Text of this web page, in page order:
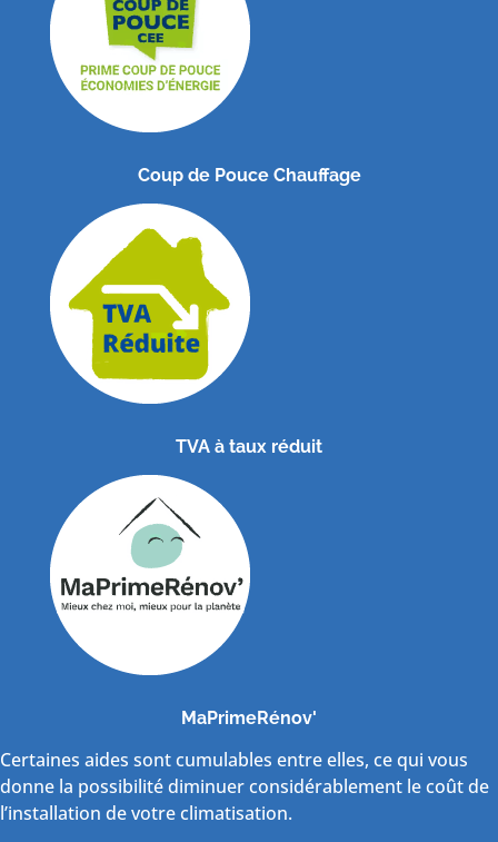
Coup de Pouce Chauffage
TVA à taux réduit
MaPrimeRénov'
Certaines aides sont cumulables entre elles, ce qui vous
donne la possibilité diminuer considérablement le coût de
l’installation de votre climatisation.